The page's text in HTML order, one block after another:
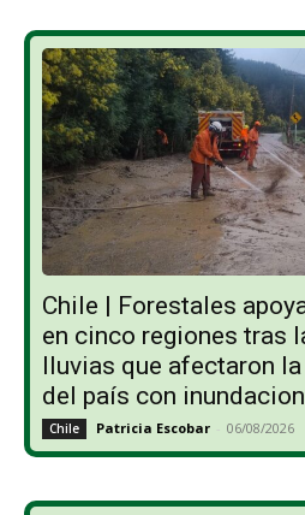
Chile | Forestales
en cinco regiones tras
lluvias que afectaron
del país con
Chile Patricia Escobar - 06/08/2026